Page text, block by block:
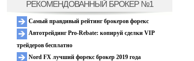
РЕКОМЕНДОВАННЫЙ БРОКЕР №1
Самый правдивый рейтинг брокеров форекс
Автотрейдинг Pro-Rebate: копируй сделки VIP
трейдеров бесплатно
Nord FX лучший форекс брокер 2019 года